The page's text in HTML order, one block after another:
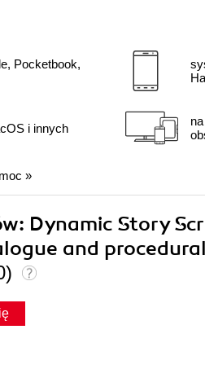
Pocketbook,
i innych
»
Dynamic Story
and